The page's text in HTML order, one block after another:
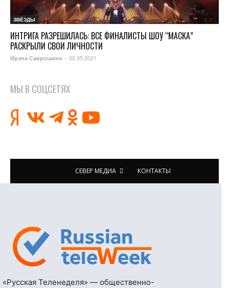
ЗВЁЗДЫ
ИНТРИГА РАЗРЕШИЛАСЬ: ВСЕ ФИНАЛИСТЫ ШОУ “МАСКА”
РАСКРЫЛИ СВОИ ЛИЧНОСТИ
Ирэна Саврошина - 02.05.2021
МЫ В СОЦСЕТЯХ
СЕВЕР МЕДИА КОНТАКТЫ
«Русская Теленеделя» — общественно-